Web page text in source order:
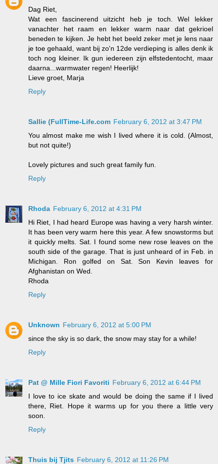
Dag Riet,
Wat een fascinerend uitzicht heb je toch. Wel lekker
vanachter het raam en lekker warm naar dat gekrioel
beneden te kijken. Je hebt het beeld zeker met je lens naar
je toe gehaald, want bij zo'n 12de verdieping is alles denk ik
toch nog kleiner. Ik gun iedereen zijn elfstedentocht, maar
daarna...warmwater regen! Heerlijk!
Lieve groet, Marja
Reply
Sallie (FullTime-Life.com February 6, 2012 at 3:47 PM
You almost make me wish I lived where it is cold. (Almost,
but not quite!)
Lovely pictures and such great family fun.
Reply
Rhoda February 6, 2012 at 4:31 PM
Hi Riet, I had heard Europe was having a very harsh winter.
It has been very warm here this year. A few snowstorms but
it quickly melts. Sat. I found some new rose leaves on the
south side of the garage. That is just unheard of in Feb. in
Michigan. Ron golfed on Sat. Son Kevin leaves for
Afghanistan on Wed.
Rhoda
Reply
Unknown February 6, 2012 at 5:00 PM
since the sky is so dark, the snow may stay for a while!
Reply
Pat @ Mille Fiori Favoriti February 6, 2012 at 6:44 PM
I love to ice skate and would be doing the same if I lived
there, Riet. Hope it warms up for you there a little very
soon.
Reply
Thuis bij Tjits February 6, 2012 at 11:26 PM